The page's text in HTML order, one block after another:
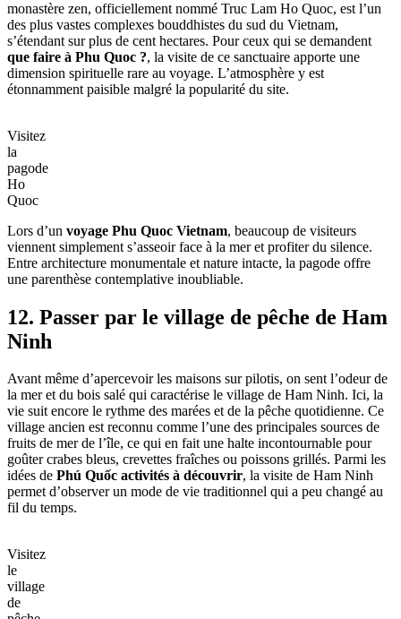
monastère zen, officiellement nommé Truc Lam Ho Quoc, est l’un
des plus vastes complexes bouddhistes du sud du Vietnam,
s’étendant sur plus de cent hectares. Pour ceux qui se demandent
que faire à Phu Quoc ?, la visite de ce sanctuaire apporte une
dimension spirituelle rare au voyage. L’atmosphère y est
étonnamment paisible malgré la popularité du site.
Visitez
la
pagode
Ho
Quoc
Lors d’un voyage Phu Quoc Vietnam, beaucoup de visiteurs
viennent simplement s’asseoir face à la mer et profiter du silence.
Entre architecture monumentale et nature intacte, la pagode offre
une parenthèse contemplative inoubliable.
12. Passer par le village de pêche de Ham
Ninh
Avant même d’apercevoir les maisons sur pilotis, on sent l’odeur de
la mer et du bois salé qui caractérise le village de Ham Ninh. Ici, la
vie suit encore le rythme des marées et de la pêche quotidienne. Ce
village ancien est reconnu comme l’une des principales sources de
fruits de mer de l’île, ce qui en fait une halte incontournable pour
goûter crabes bleus, crevettes fraîches ou poissons grillés. Parmi les
idées de Phú Quốc activités à découvrir, la visite de Ham Ninh
permet d’observer un mode de vie traditionnel qui a peu changé au
fil du temps.
Visitez
le
village
de